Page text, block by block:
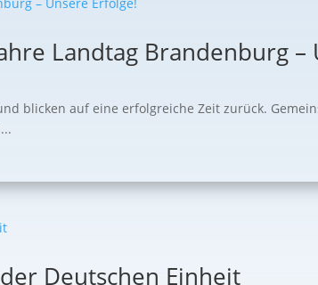
Landtag Brandenburg
blicken auf eine erfolgreiche Zeit zurück.
Deutschen Einheit